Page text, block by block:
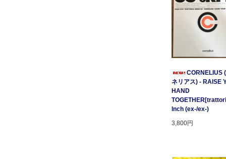
CORNELIUS
ネリアス) - RAISE
HAND
Inch (ex-/ex-)
3,800円